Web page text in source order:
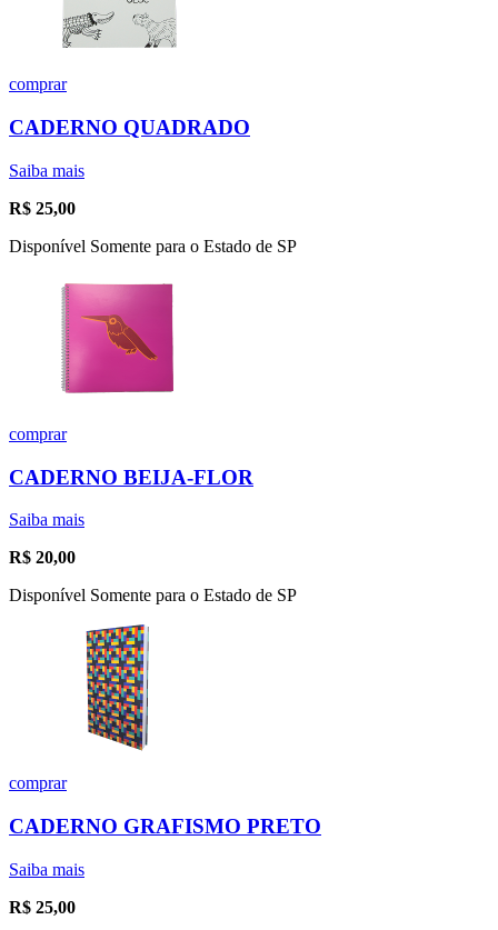
comprar
CADERNO QUADRADO
Saiba mais
R$ 25,00
Disponível Somente para o Estado de SP
comprar
CADERNO BEIJA-FLOR
Saiba mais
R$ 20,00
Disponível Somente para o Estado de SP
comprar
CADERNO GRAFISMO PRETO
Saiba mais
R$ 25,00